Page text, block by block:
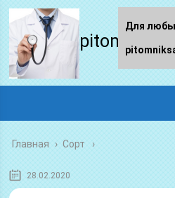
Главная › Сорт
28.02.2020
Для